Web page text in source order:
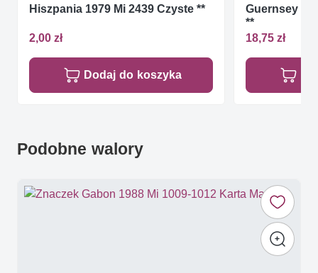
Hiszpania 1979 Mi 2439 Czyste **
2,00 zł
Dodaj do koszyka
Guernsey
**
18,75 zł
Podobne walory